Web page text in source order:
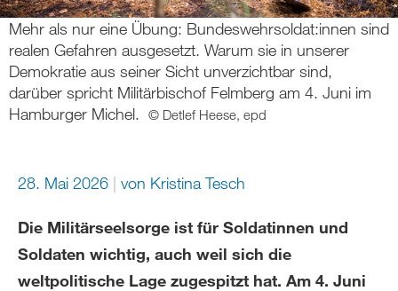
Mehr als nur eine Übung: Bundeswehrsoldat:innen sind
realen Gefahren ausgesetzt. Warum sie in unserer
Demokratie aus seiner Sicht unverzichtbar sind,
darüber spricht Militärbischof Felmberg am 4. Juni im
Hamburger Michel.
© Detlef Heese, epd
28. Mai 2026 von Kristina Tesch
Die Militärseelsorge ist für Soldatinnen und
Soldaten wichtig, auch weil sich die
weltpolitische Lage zugespitzt hat. Am 4. Juni